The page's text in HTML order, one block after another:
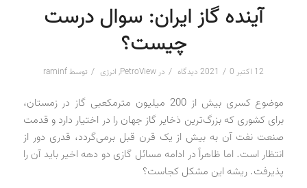
آینده گاز ایران: سوال درست
چیست؟
12 اکتبر 2021 / 0 دیدگاه / در PetroView
, انرژی / توسط raminf
موضوع کسری بیش از 200 میلیون مترمکعبی گاز در زمستان،
برای کشوری که بزرگ‌ترین ذخایر گاز جهان را در اختیار دارد و قدمت
صنعت نفت آن به بیش از یک قرن قبل برمی‌گردد، قدری دور از
انتظار است. اما ظاهراً در ادامه مسائل گازی دو دهه اخیر باید آن را
پذیرفت. ریشه این مشکل کجاست؟